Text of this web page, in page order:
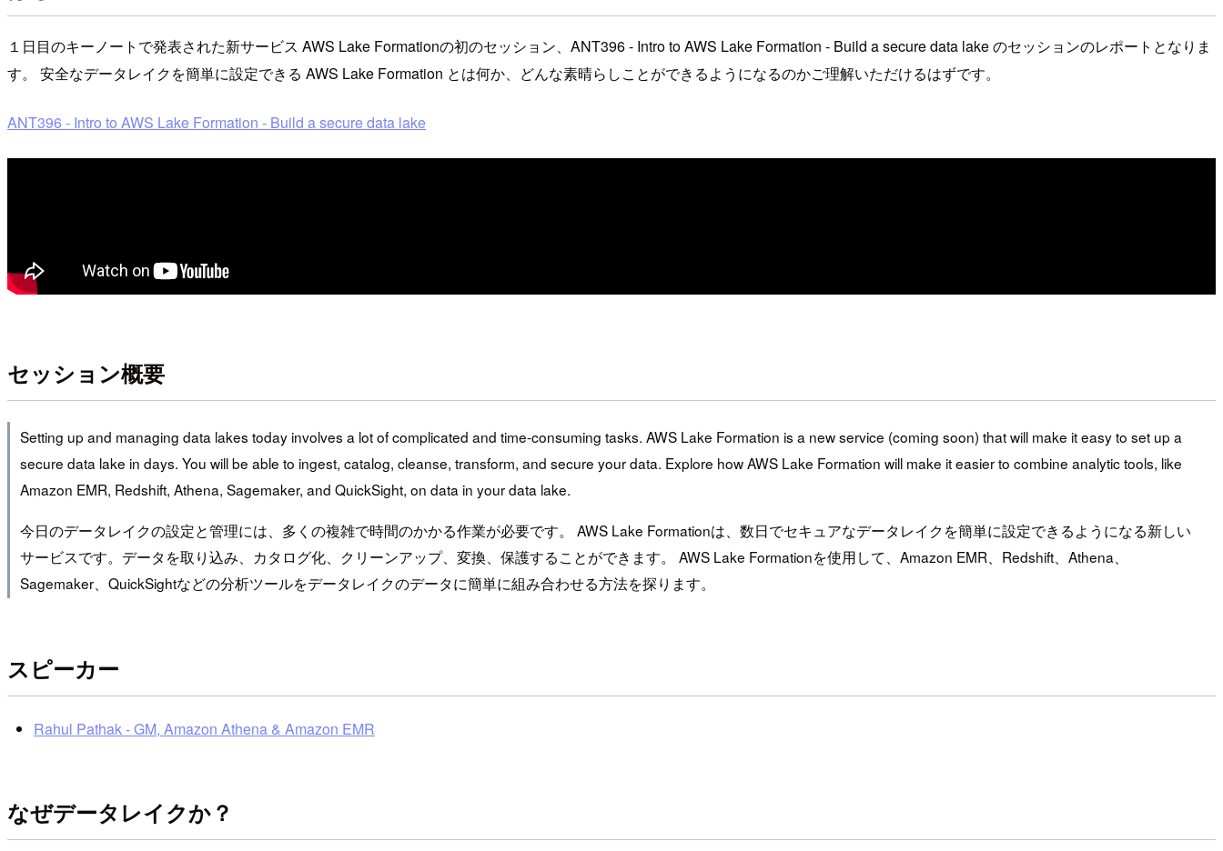
１日目のキーノートで発表された新サービス AWS Lake Formationの初のセッション、ANT396 - Intro to AWS Lake Formation - Build a secure data lake のセッションのレポートとなりま
す。 安全なデータレイクを簡単に設定できる AWS Lake Formation とは何か、どんな素晴らしことができるようになるのかご理解いただけるはずです。
ANT396 - Intro to AWS Lake Formation - Build a secure data lake
セッション概要
Setting up and managing data lakes today involves a lot of complicated and time-consuming tasks. AWS Lake Formation is a new service (coming soon) that will make it easy to set up a
secure data lake in days. You will be able to ingest, catalog, cleanse, transform, and secure your data. Explore how AWS Lake Formation will make it easier to combine analytic tools, like
Amazon EMR, Redshift, Athena, Sagemaker, and QuickSight, on data in your data lake.
今日のデータレイクの設定と管理には、多くの複雑で時間のかかる作業が必要です。 AWS Lake Formationは、数日でセキュアなデータレイクを簡単に設定できるようになる新しい
サービスです。データを取り込み、カタログ化、クリーンアップ、変換、保護することができます。 AWS Lake Formationを使用して、Amazon EMR、Redshift、Athena、
Sagemaker、QuickSightなどの分析ツールをデータレイクのデータに簡単に組み合わせる方法を探ります。
スピーカー
Rahul Pathak - GM, Amazon Athena & Amazon EMR
なぜデータレイクか？